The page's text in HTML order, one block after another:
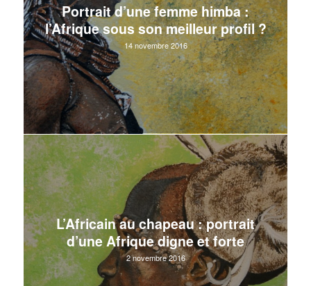
Portrait d’une femme himba :
l’Afrique sous son meilleur profil ?
14 novembre 2016
L’Africain au chapeau : portrait
d’une Afrique digne et forte
2 novembre 2016